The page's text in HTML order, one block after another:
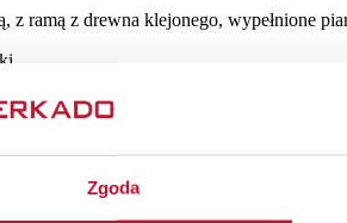
Zgoda
z ramą z drewna klejonego, wypełnione
i oklejona w kolorze skrzydła
od zewnątrz ESG. W pakietach